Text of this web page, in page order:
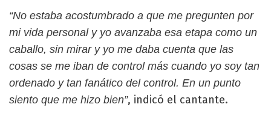
“No estaba acostumbrado a que me pregunten por
mi vida personal y yo avanzaba esa etapa como un
caballo, sin mirar y yo me daba cuenta que las
cosas se me iban de control más cuando yo soy tan
ordenado y tan fanático del control. En un punto
siento que me hizo bien”, indicó el cantante.